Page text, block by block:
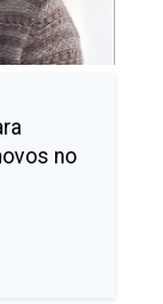
no